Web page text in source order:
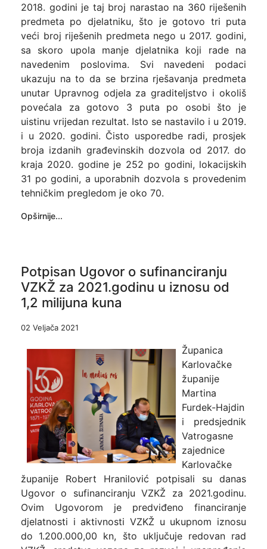
2018. godini je taj broj narastao na 360 riješenih
predmeta po djelatniku, što je gotovo tri puta
veći broj riješenih predmeta nego u 2017. godini,
sa skoro upola manje djelatnika koji rade na
navedenim poslovima. Svi navedeni podaci
ukazuju na to da se brzina rješavanja predmeta
unutar Upravnog odjela za graditeljstvo i okoliš
povećala za gotovo 3 puta po osobi što je
uistinu vrijedan rezultat. Isto se nastavilo i u 2019.
i u 2020. godini. Čisto usporedbe radi, prosjek
broja izdanih građevinskih dozvola od 2017. do
kraja 2020. godine je 252 po godini, lokacijskih
31 po godini, a uporabnih dozvola s provedenim
tehničkim pregledom je oko 70.
Opširnije...
Potpisan Ugovor o sufinanciranju
VZKŽ za 2021.godinu u iznosu od
1,2 milijuna kuna
02 Veljača 2021
Županica
Karlovačke
županije
Martina
Furdek-Hajdin
i predsjednik
Vatrogasne
zajednice
Karlovačke
županije Robert Hranilović potpisali su danas
Ugovor o sufinanciranju VZKŽ za 2021.godinu.
Ovim Ugovorom je predviđeno financiranje
djelatnosti i aktivnosti VZKŽ u ukupnom iznosu
do 1.200.000,00 kn, što uključuje redovan rad